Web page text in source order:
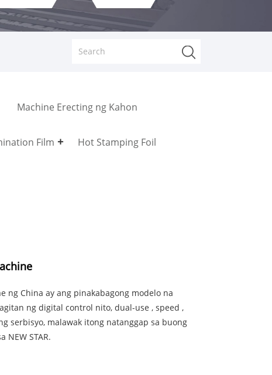
Machine Erecting ng Kahon
Film Hot Stamping Foil
ng China ay ang pinakabagong modelo na
ng digital control nito, dual-use , speed ,
serbisyo, malawak itong natanggap sa buong
NEW STAR.